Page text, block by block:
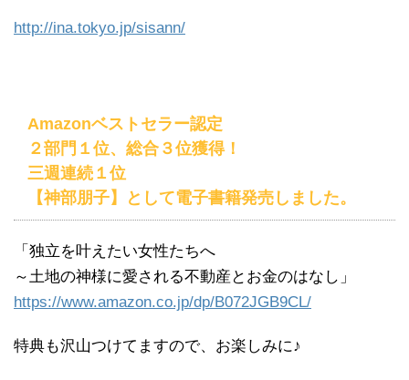
http://ina.tokyo.jp/sisann/
Amazonベストセラー認定
２部門１位、総合３位獲得！
三週連続１位
【神部朋子】として電子書籍発売しました。
「独立を叶えたい女性たちへ
～土地の神様に愛される不動産とお金のはなし」
https://www.amazon.co.jp/dp/B072JGB9CL/
特典も沢山つけてますので、お楽しみに♪